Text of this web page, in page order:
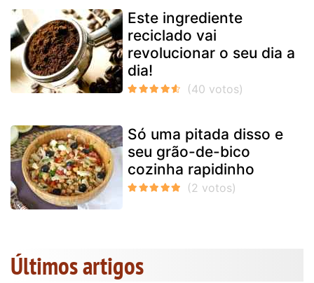
Este ingrediente
reciclado vai
revolucionar o seu dia a
dia!
Só uma pitada disso e
seu grão-de-bico
cozinha rapidinho
Últimos artigos